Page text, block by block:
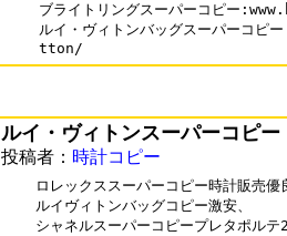
ブライトリングスーパーコピー
ルイ・ヴィトンバッグスーパー
tton/
ルイ・ヴィトンスーパーコピー
投稿者： 時計コピー
ロレックススーパーコピー時計販売優
ルイヴィトンバッグコピー激安、
シャネルスーパーコピープレタポル